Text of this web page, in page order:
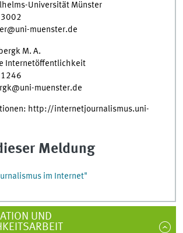
Universität Münster
muenster.de
M. A.
Internetöffentlichkeit
muenster.de
http://internetjournalismus.uni-
Meldung
im Internet"
UND